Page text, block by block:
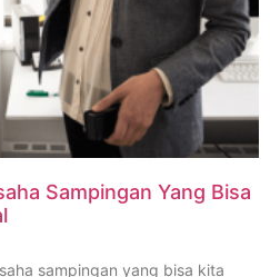
Sampingan Yang Bisa
sampingan yang bisa kita